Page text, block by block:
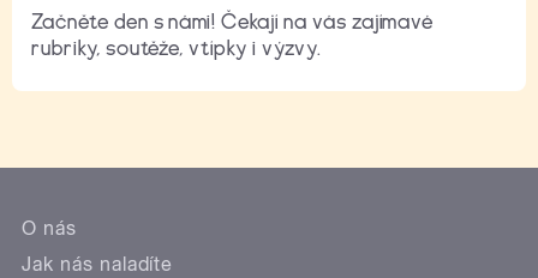
Začněte den s námi! Čekají na vás zajímavé
rubriky, soutěže, vtípky i výzvy.
O nás
Jak nás naladíte